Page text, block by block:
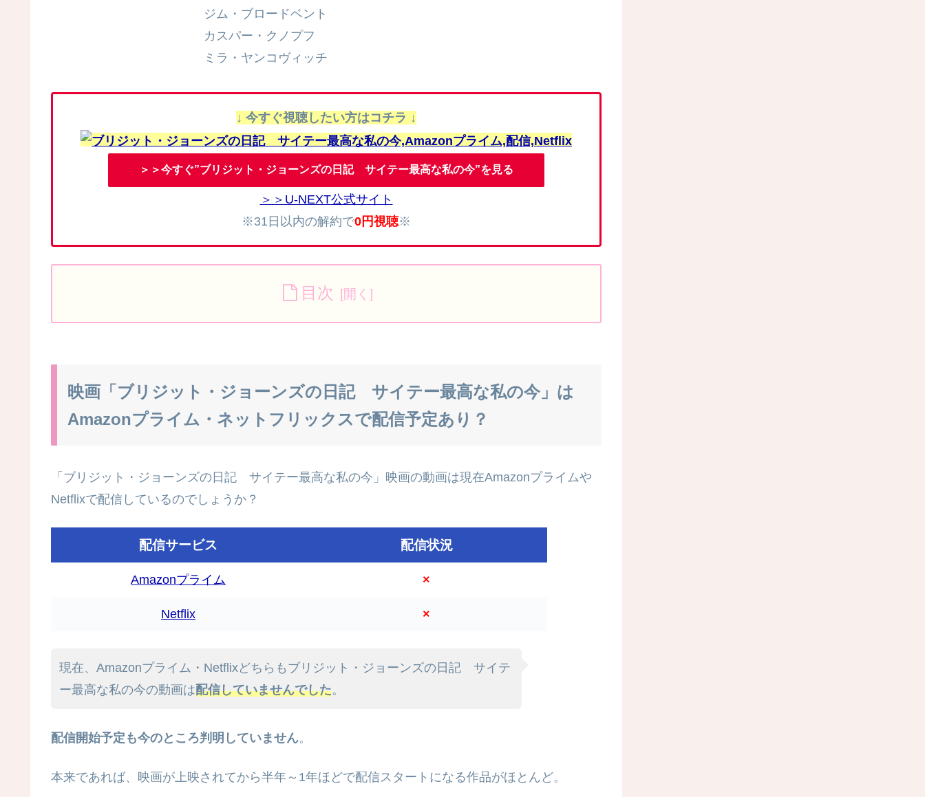
ジム・ブロードベント
カスパー・クノプフ
ミラ・ヤンコヴィッチ
↓ 今すぐ視聴したい方はコチラ ↓
＞＞今すぐ”ブリジット・ジョーンズの日記 サイテー最高な私の今”を見る
＞＞U-NEXT公式サイト
※31日以内の解約で0円視聴※
目次
映画「ブリジット・ジョーンズの日記 サイテー最高な私の今」は
Amazonプライム・ネットフリックスで配信予定あり？
「ブリジット・ジョーンズの日記 サイテー最高な私の今」映画の動画は現在Amazonプライムや
Netflixで配信しているのでしょうか？
配信サービス 配信状況
Amazonプライム ×
Netflix ×
現在、Amazonプライム・Netflixどちらもブリジット・ジョーンズの日記 サイテ
ー最高な私の今の動画は配信していませんでした。
配信開始予定も今のところ判明していません。
本来であれば、映画が上映されてから半年～1年ほどで配信スタートになる作品がほとんど。